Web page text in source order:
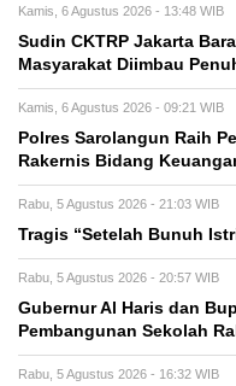
Kamis, 6 Agustus 2026 - 13:48 WIB
Sudin CKTRP Jakarta
Masyarakat Diimbau
Kamis, 6 Agustus 2026 - 09:21 WIB
Polres Sarolangun Raih
Rakernis Bidang
Rabu, 5 Agustus 2026 - 21:03 WIB
Tragis “Setelah Bunuh
Rabu, 5 Agustus 2026 - 20:57 WIB
​Gubernur Al Haris dan
Pembangunan Sekolah
Rabu, 5 Agustus 2026 - 16:32 WIB